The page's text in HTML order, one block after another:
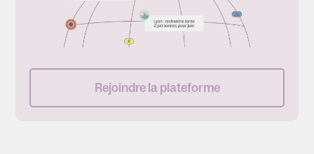
Rejoindre la plateforme